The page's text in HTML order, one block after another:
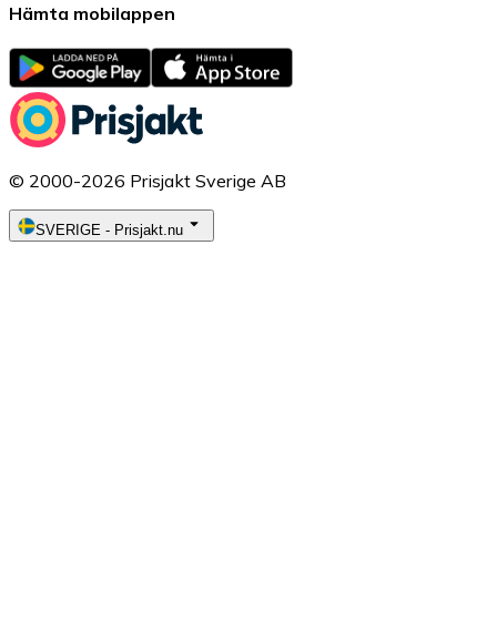
Hämta mobilappen
© 2000-2026 Prisjakt Sverige AB
SVERIGE - Prisjakt.nu